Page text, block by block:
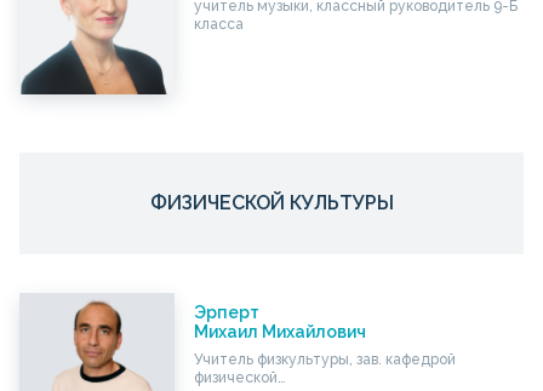
учитель музыки, классный руководитель 9-Б
класса
ФИЗИЧЕСКОЙ КУЛЬТУРЫ
Эрперт
Михаил Михайлович
Учитель физкультуры, зав. кафедрой
физической…